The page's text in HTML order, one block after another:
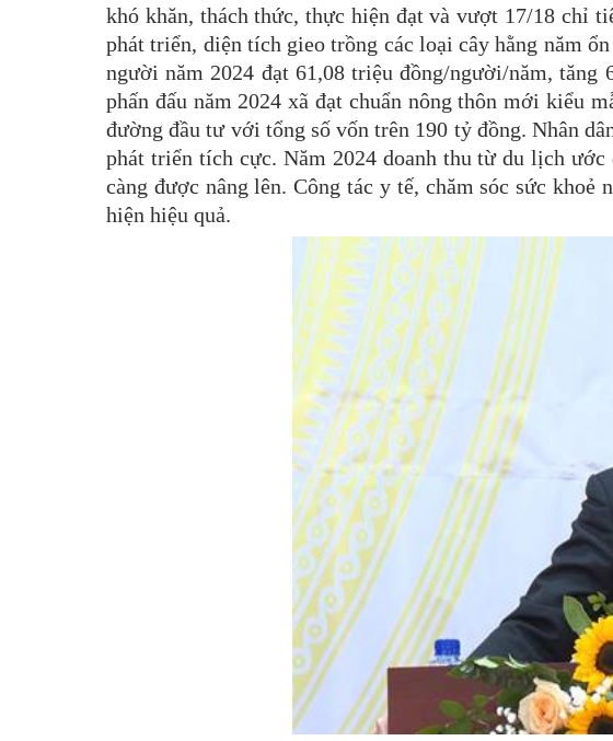
khó khăn, thách thức, thực hiện đạt và vượt 17/18 chỉ
phát triển, diện tích gieo trồng các loại cây hằng năm
người năm 2024 đạt 61,08 triệu đồng/người/năm, tăng
phấn đấu năm 2024 xã đạt chuẩn nông thôn mới kiểu
đường đầu tư với tổng số vốn trên 190 tỷ đồng. Nhân
phát triển tích cực. Năm 2024 doanh thu từ du lịch
càng được nâng lên. Công tác y tế, chăm sóc sức
hiện hiệu quả.